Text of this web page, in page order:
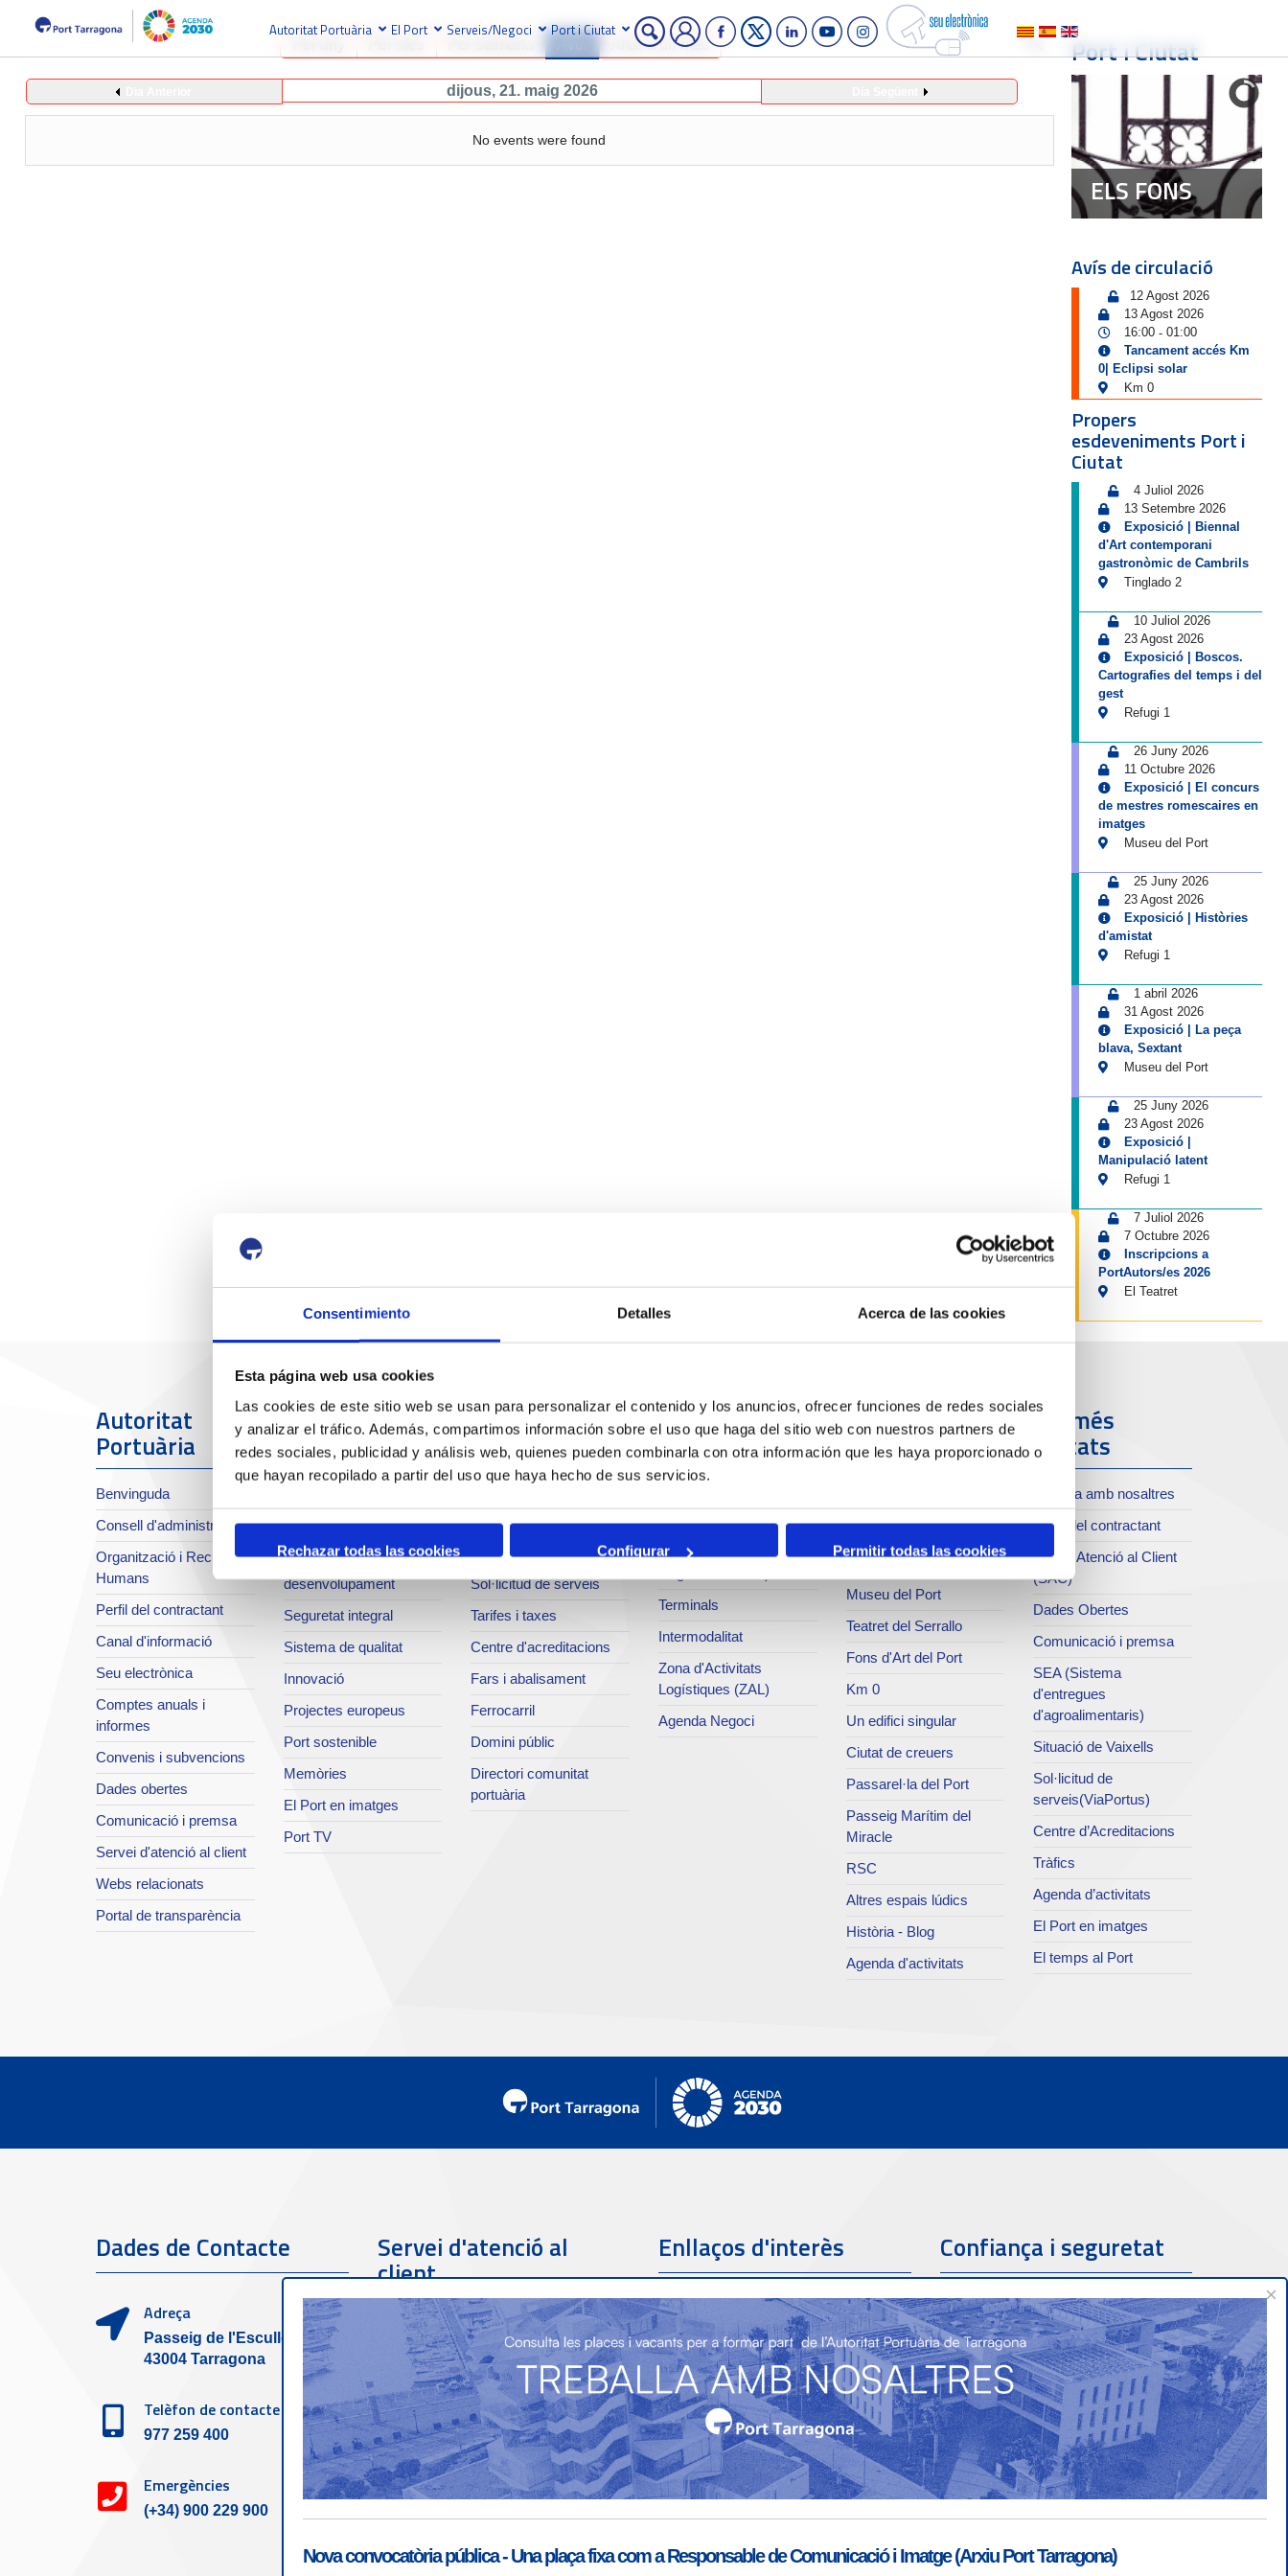
Consentimiento Detalles Acerca de las cookies
Esta página web usa cookies
Las cookies de este sitio web se usan para personalizar el contenido y los anuncios, ofrecer funciones de redes sociales
y analizar el tráfico. Además, compartimos información sobre el uso que haga del sitio web con nuestros partners de
redes sociales, publicidad y análisis web, quienes pueden combinarla con otra información que les haya proporcionado o
que hayan recopilado a partir del uso que haya hecho de sus servicios.
Rechazar todas las cookies Configurar Permitir todas las cookies
Autoritat Portuària El Port Serveis/Negoci Port i Ciutat
Anar a un mes
dijous, 21. maig 2026
No events were found
Port i Ciutat
ELS FONS
Avís de circulació
12 Agost 2026
13 Agost 2026
16:00- 01:00
Tancament accés Km
0| Eclipsi solar
Km 0
Propers
esdeveniments Port i
Ciutat
4 Juliol 2026
13 Setembre 2026
Exposició | Biennal
d'Art contemporani
gastronòmic de Cambrils
Tinglado 2
10 Juliol 2026
23 Agost 2026
Exposició | Boscos.
Cartografies del temps i del
gest
Refugi 1
26 Juny 2026
11 Octubre 2026
Exposició | El concurs
de mestres romescaires en
imatges
Museu del Port
25 Juny 2026
23 Agost 2026
Exposició | Històries
d'amistat
Refugi 1
1 abril 2026
31 Agost 2026
Exposició | La peça
blava, Sextant
Museu del Port
25 Juny 2026
23 Agost 2026
Exposició |
Manipulació latent
Refugi 1
7 Juliol 2026
7 Octubre 2026
Inscripcions a
PortAutors/es 2026
El Teatret
Autoritat
Portuària
Benvinguda
Consell d'administració
Organització i Recursos
Humans
Perfil del contractant
Canal d'informació
Seu electrònica
Comptes anuals i
informes
Convenis i subvencions
Dades obertes
Comunicació i premsa
Servei d'atenció al client
Webs relacionats
Portal de transparència
El Port
Sobre el Port
Infraestructures en
desenvolupament
Seguretat integral
Sistema de qualitat
Innovació
Projectes europeus
Port sostenible
Memòries
El Port en imatges
Port TV
Serveis
Operacions i serveis
portuaris
Bunkering
Serveis comercials
Sol·licitud de serveis
Tarifes i taxes
Centre d'acreditacions
Fars i abalisament
Ferrocarril
Domini públic
Directori comunitat
portuària
Negoci
Tràfics
d'entregues
Terminals
Intermodalitat
Zona d'Activitats
Logístiques (ZAL)
Agenda Negoci
Port i Ciutat
Parc del Port
Museu del Port
Teatret del Serrallo
Fons d'Art del Port
Km 0
Un edifici singular
Ciutat de creuers
Passarel·la del Port
Passeig Marítim del
Miracle
RSC
Altres espais lúdics
Història - Blog
Agenda d'activitats
Els més
visitats
Treballa amb nosaltres
Perfil del contractant
Servei Atenció al Client
(SAC)
Dades Obertes
Comunicació i premsa
SEA (Sistema
d'entregues
d'agroalimentaris)
Situació de Vaixells
Sol·licitud de
serveis(ViaPortus)
Centre d’Acreditacions
Tràfics
Agenda d’activitats
El Port en imatges
El temps al Port
Dades de Contacte
Adreça
Passeig de l'Escullera s/n,
43004 Tarragona
Telèfon de contacte
977 259 400
Emergències
(+34) 900 229 900
Servei d'atenció al
client
Telèfon de contacte
977 259 462
Email de contacte
sac@porttarragona.cat
Informació SAC
Accès a SAC ( Servei
Enllaços d'interès
Partners
Confiança i seguretat
×
Nova convocatòria pública - Una plaça fixa com a Responsable de Comunicació i Imatge (Arxiu Port Tarragona)